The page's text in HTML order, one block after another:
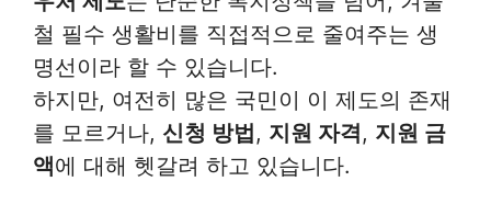
철 필수 생활비를 직접적으로 줄여주는 생
명선이라 할 수 있습니다.
하지만, 여전히 많은 국민이 이 제도의 존재
를 모르거나, 신청 방법, 지원 자격, 지원 금
액에 대해 헷갈려 하고 있습니다.